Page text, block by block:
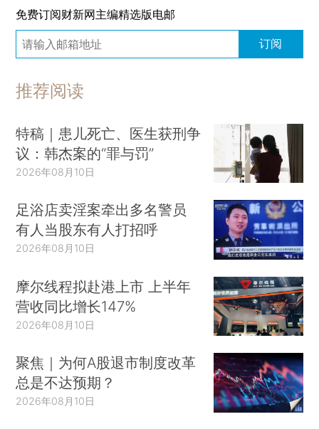
免费订阅财新网主编精选版电邮
订阅
推荐阅读
特稿｜患儿死亡、医生获刑争
议：韩杰案的“罪与罚”
2026年08月10日
足浴店卖淫案牵出多名警员
有人当股东有人打招呼
2026年08月10日
摩尔线程拟赴港上市 上半年
营收同比增长147%
2026年08月10日
聚焦｜为何A股退市制度改革
总是不达预期？
2026年08月10日